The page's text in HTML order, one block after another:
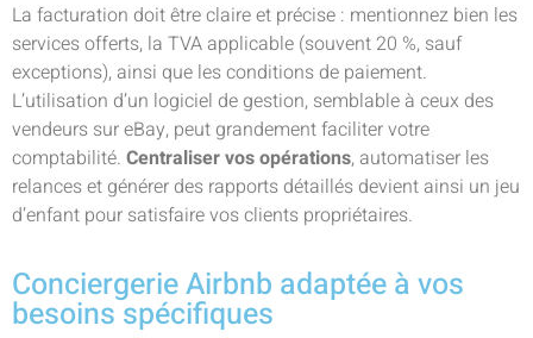
La facturation doit être claire et précise : mentionnez bien les
services offerts, la TVA applicable (souvent 20 %, sauf
exceptions), ainsi que les conditions de paiement.
L’utilisation d’un logiciel de gestion, semblable à ceux des
vendeurs sur eBay, peut grandement faciliter votre
comptabilité. Centraliser vos opérations, automatiser les
relances et générer des rapports détaillés devient ainsi un jeu
d’enfant pour satisfaire vos clients propriétaires.
Conciergerie Airbnb adaptée à vos
besoins spécifiques